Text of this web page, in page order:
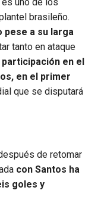
es uno de los
brasileño.
pese a su larga
tanto en ataque
en el
en el primer
que se disputará
de retomar
con Santos ha
goles y